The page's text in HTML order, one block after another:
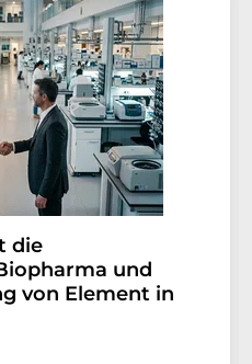
die
und
von Element in